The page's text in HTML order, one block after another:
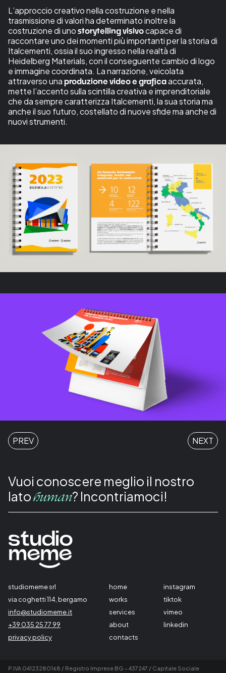
L’approccio creativo nella costruzione e nella
trasmissione di valori ha determinato inoltre la
costruzione di uno storytelling visivocapace di
raccontare uno dei momenti più importanti per la storia di
Italcementi, ossia il suo ingresso nella realtà di
Heidelberg Materials, con il conseguente cambio di logo
e immagine coordinata. La narrazione, veicolata
attraverso una produzione video e graficaaccurata,
mette l’accento sulla scintilla creativa e imprenditoriale
che da sempre caratterizza Italcementi, la sua storia ma
anche il suo futuro, costellato di nuove sfide ma anche di
nuovi strumenti.
PREV NEXT
Vuoi conoscere meglio il nostro
latohuman? Incontriamoci!
studiomeme srl
via coghetti 114, bergamo
info@studiomeme.it
+39 035 25 77 99
privacy policy
home
works
services
about
contacts
instagram
tiktok
vimeo
linkedin
P.IVA 04123280168 / Registro Imprese BG – 437247 / Capitale Sociale